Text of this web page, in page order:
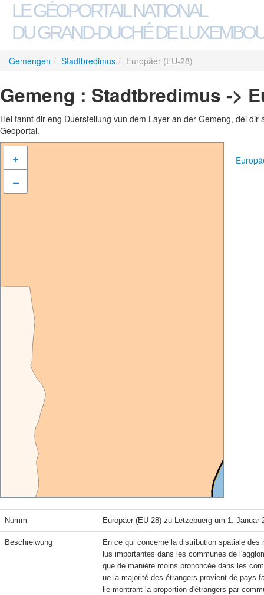
LE GÉOPORTAIL NATIONAL
DU GRAND-DUCHÉ DE
Gemengen / Stadtbredimus / Europäer (EU-28)
Gemeng : Stadtbredimus ->
Hei fannt dir eng Duerstellung vun dem Layer an der Gemeng, déi
Geoportal.
+
–
Numm Europäer (EU-28) zu Lëtzebuerg um 1. Januar
Beschreiwung
En ce qui concerne la distribution spatiale
lus importantes dans les communes de
que de manière moins prononcée dans les
ue la majorité des étrangers provient de pays
lle montrant la proportion d'étrangers par